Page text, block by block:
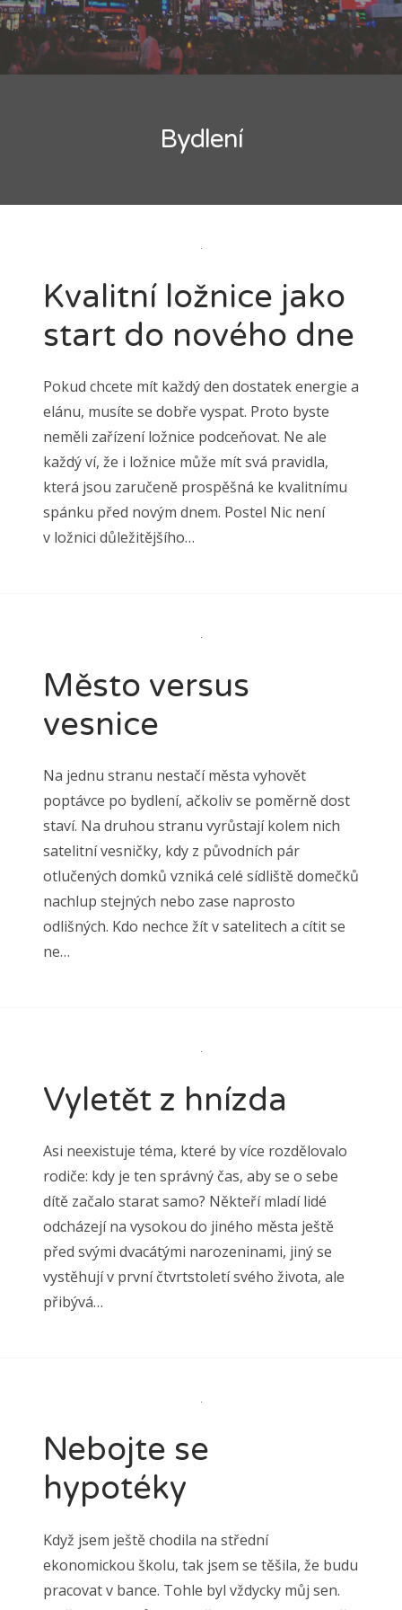
Bydlení
Kvalitní ložnice jako
start do nového dne
Pokud chcete mít každý den dostatek energie a
elánu, musíte se dobře vyspat. Proto byste
neměli zařízení ložnice podceňovat. Ne ale
každý ví, že i ložnice může mít svá pravidla,
která jsou zaručeně prospěšná ke kvalitnímu
spánku před novým dnem. Postel Nic není
v ložnici důležitějšího…
Město versus
vesnice
Na jednu stranu nestačí města vyhovět
poptávce po bydlení, ačkoliv se poměrně dost
staví. Na druhou stranu vyrůstají kolem nich
satelitní vesničky, kdy z původních pár
otlučených domků vzniká celé sídliště domečků
nachlup stejných nebo zase naprosto
odlišných. Kdo nechce žít v satelitech a cítit se
ne…
Vyletět z hnízda
Asi neexistuje téma, které by více rozdělovalo
rodiče: kdy je ten správný čas, aby se o sebe
dítě začalo starat samo? Někteří mladí lidé
odcházejí na vysokou do jiného města ještě
před svými dvacátými narozeninami, jiný se
vystěhují v první čtvrtstoletí svého života, ale
přibývá…
Nebojte se
hypotéky
Když jsem ještě chodila na střední
ekonomickou školu, tak jsem se těšila, že budu
pracovat v bance. Tohle byl vždycky můj sen.